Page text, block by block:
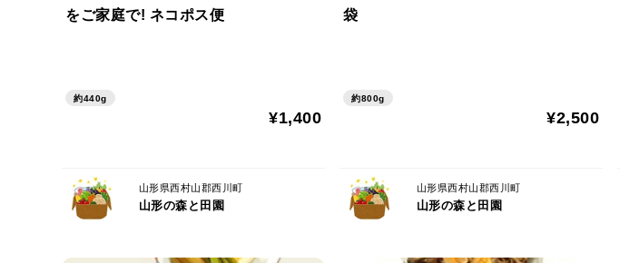
をご家庭で! ネコポス便
約440g
¥1,400
山形県西村山郡西川町
山形の森と田園
袋
約800g
¥2,500
山形県西村山郡西川町
山形の森と田園